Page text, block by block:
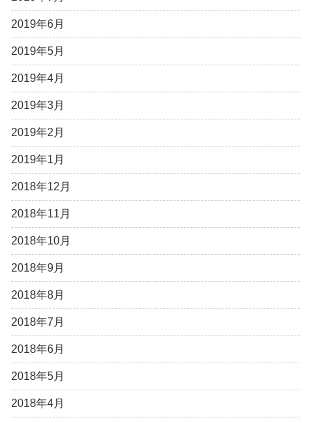
2019年6月
2019年5月
2019年4月
2019年3月
2019年2月
2019年1月
2018年12月
2018年11月
2018年10月
2018年9月
2018年8月
2018年7月
2018年6月
2018年5月
2018年4月